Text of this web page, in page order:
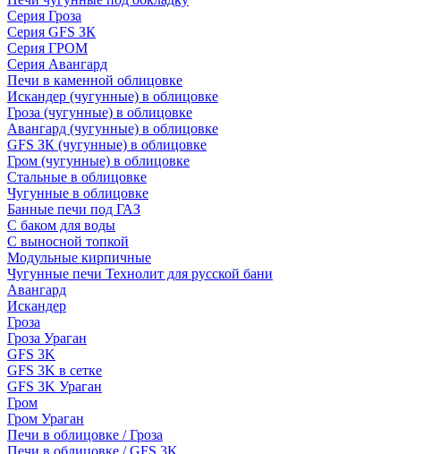
Серия Гроза
Серия GFS ЗК
Серия ГРОМ
Серия Авангард
Печи в каменной облицовке
Искандер (чугунные) в облицовке
Гроза (чугунные) в облицовке
Авангард (чугунные) в облицовке
GFS ЗК (чугунные) в облицовке
Гром (чугунные) в облицовке
Стальные в облицовке
Чугунные в облицовке
Банные печи под ГАЗ
С баком для воды
С выносной топкой
Модульные кирпичные
Чугунные печи Технолит для русской бани
Авангард
Искандер
Гроза
Гроза Ураган
GFS 3K
GFS 3K в сетке
GFS 3K Ураган
Гром
Гром Ураган
Печи в облицовке / Гроза
Печи в облицовке / GFS 3K